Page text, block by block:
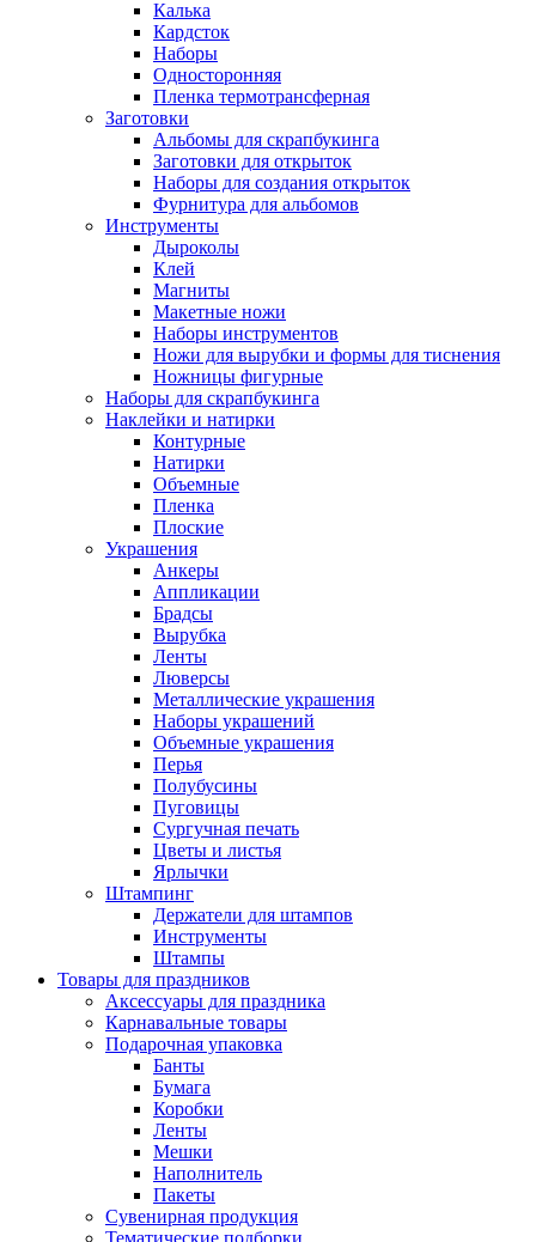
Калька
Кардсток
Наборы
Односторонняя
Пленка термотрансферная
Заготовки
Альбомы для скрапбукинга
Заготовки для открыток
Наборы для создания открыток
Фурнитура для альбомов
Инструменты
Дыроколы
Клей
Магниты
Макетные ножи
Наборы инструментов
Ножи для вырубки и формы для тиснения
Ножницы фигурные
Наборы для скрапбукинга
Наклейки и натирки
Контурные
Натирки
Объемные
Пленка
Плоские
Украшения
Анкеры
Аппликации
Брадсы
Вырубка
Ленты
Люверсы
Металлические украшения
Наборы украшений
Объемные украшения
Перья
Полубусины
Пуговицы
Сургучная печать
Цветы и листья
Ярлычки
Штампинг
Держатели для штампов
Инструменты
Штампы
Товары для праздников
Аксессуары для праздника
Карнавальные товары
Подарочная упаковка
Банты
Бумага
Коробки
Ленты
Мешки
Наполнитель
Пакеты
Сувенирная продукция
Тематические подборки